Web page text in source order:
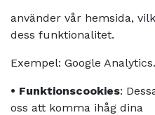
använder vår hemsida,
dess funktionalitet.
Exempel: Google Analytics.
• Funktionscookies:
oss att komma ihåg dina